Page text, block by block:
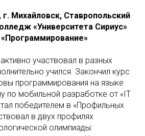
Михайловск, Ставропольский
«Университета Сириус»
участвовал в разных
учился. Закончил курс
программирования на языке
по мобильной разработке от «IT
победителем в «Профильных
в двух профилях
олимпиады: